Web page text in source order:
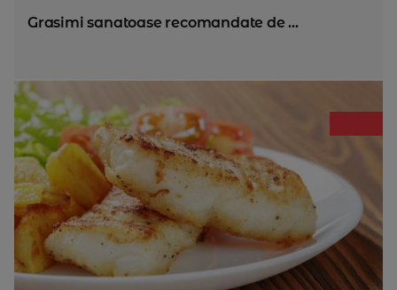
Grasimi sanatoase recomandate de ...